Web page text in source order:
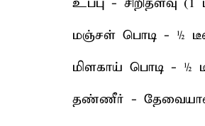
மஞ்சள் பொடி - ½
மிளகாய் பொடி - ½
தண்ணீர் -